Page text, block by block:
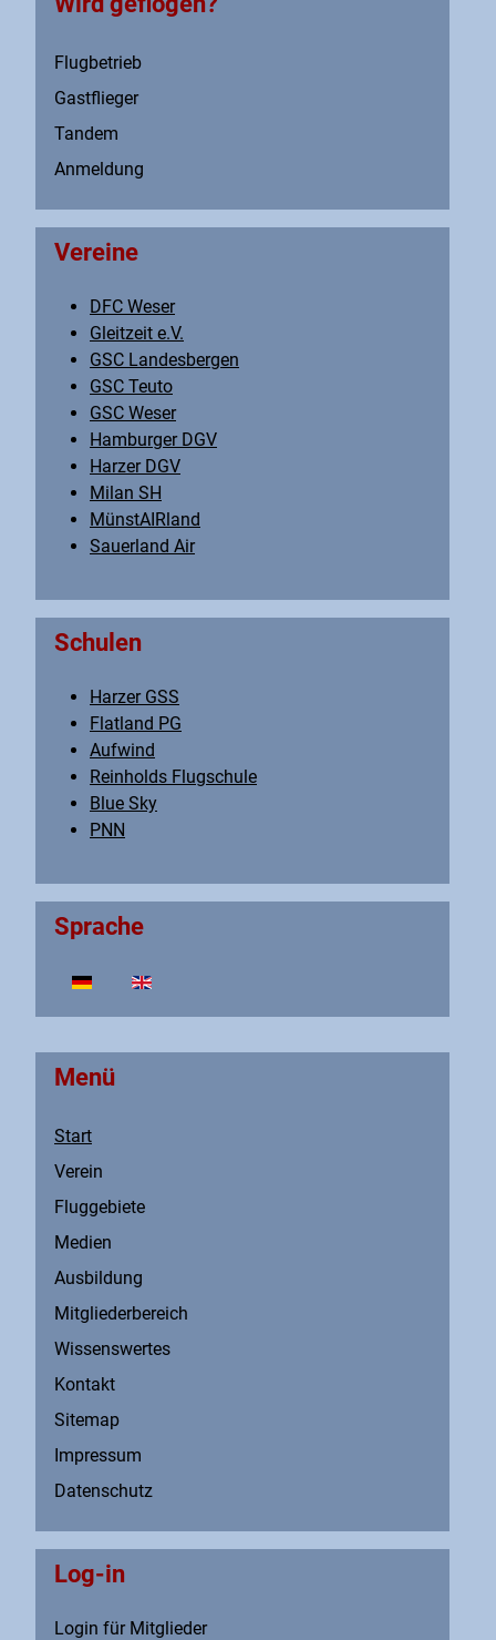
Menü
Start
Verein
Fluggebiete
Medien
Ausbildung
Mitgliederbereich
Wissenswertes
Kontakt
Sitemap
Impressum
Datenschutz
Log-in
Login für Mitglieder
Flugbetrieb
Gastflieger
Tandem
Anmeldung
Vereine
DFC Weser
Gleitzeit e.V.
GSC Landesbergen
GSC Teuto
GSC Weser
Hamburger DGV
Harzer DGV
Milan SH
MünstAIRland
Sauerland Air
Schulen
Harzer GSS
Flatland PG
Aufwind
Reinholds Flugschule
Blue Sky
PNN
Sprache
Sprache auswählen